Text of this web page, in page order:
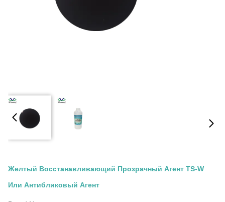
Желтый Восстанавливающий Прозрачный Агент TS-W
Или Антибликовый Агент